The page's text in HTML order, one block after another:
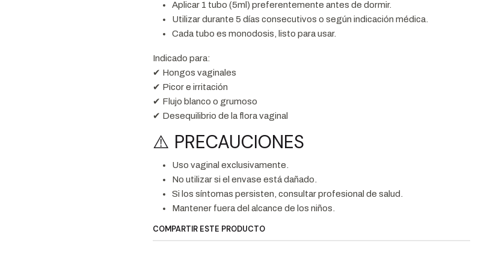
Aplicar 1 tubo (5ml) preferentemente antes de dormir.
Utilizar durante 5 días consecutivos o según indicación médica.
Cada tubo es monodosis, listo para usar.
Indicado para:
✔ Hongos vaginales
✔ Picor e irritación
✔ Flujo blanco o grumoso
✔ Desequilibrio de la flora vaginal
⚠️ PRECAUCIONES
Uso vaginal exclusivamente.
No utilizar si el envase está dañado.
Si los síntomas persisten, consultar profesional de salud.
Mantener fuera del alcance de los niños.
COMPARTIR ESTE PRODUCTO